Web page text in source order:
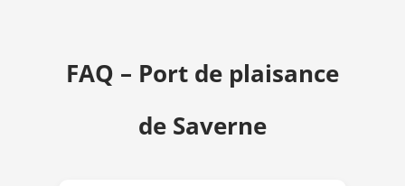
FAQ – Port de plaisance
de Saverne